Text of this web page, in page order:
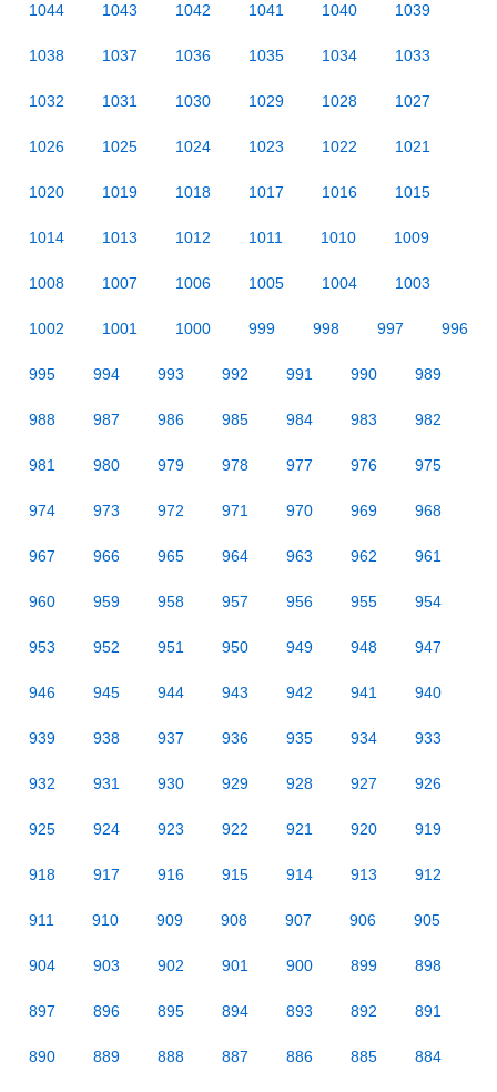
1044 1043 1042 1041 1040 1039
1038 1037 1036 1035 1034 1033
1032 1031 1030 1029 1028 1027
1026 1025 1024 1023 1022 1021
1020 1019 1018 1017 1016 1015
1014 1013 1012 1011 1010 1009
1008 1007 1006 1005 1004 1003
1002 1001 1000 999 998 997 996
995 994 993 992 991 990 989
988 987 986 985 984 983 982
981 980 979 978 977 976 975
974 973 972 971 970 969 968
967 966 965 964 963 962 961
960 959 958 957 956 955 954
953 952 951 950 949 948 947
946 945 944 943 942 941 940
939 938 937 936 935 934 933
932 931 930 929 928 927 926
925 924 923 922 921 920 919
918 917 916 915 914 913 912
911 910 909 908 907 906 905
904 903 902 901 900 899 898
897 896 895 894 893 892 891
890 889 888 887 886 885 884